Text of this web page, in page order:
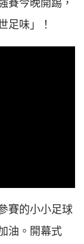
賽今晚開踢，
足味」！
賽的小小足球
油。開幕式